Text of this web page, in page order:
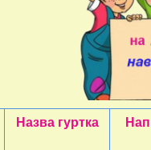
Назва гуртка